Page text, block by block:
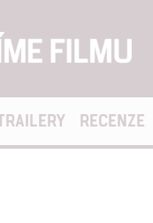
RECENZE